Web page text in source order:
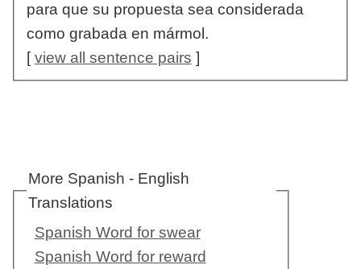
para que su propuesta sea considerada
como grabada en mármol.
[view all sentence pairs ]
More Spanish - English
Translations
Spanish Word for swear
Spanish Word for reward